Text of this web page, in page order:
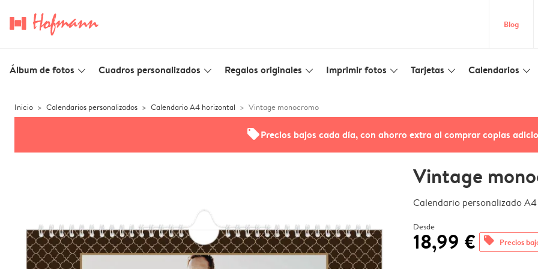
Blog
Álbum de fotos slim_arrow_down Cuadros personalizados slim_arrow_down Regalos originales slim_arrow_down Imprimir fotos slim_arrow_down Tarjetas slim_arrow_down Calendarios slim_arrow_down
Inicio Calendarios personalizados Calendario A4 horizontal Vintage monocromo
offersPrecios bajos cada día, con ahorro extra al comprar copias
Vintage
Calendario personalizado
Desde
18,99 € offers Precios